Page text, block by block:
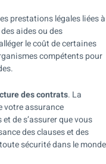
prestations légales liées à
aides ou des
le coût de certaines
compétents pour
des contrats. La
votre assurance
de s’assurer que vous
des clauses et des
sécurité dans le monde